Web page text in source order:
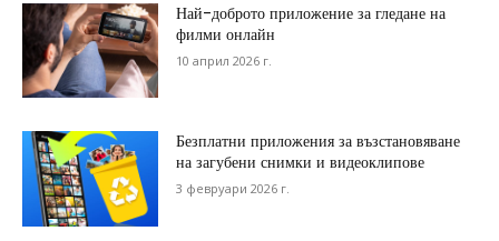
Най-доброто приложение за гледане на
филми онлайн
10 април 2026 г.
Безплатни приложения за възстановяване
на загубени снимки и видеоклипове
3 февруари 2026 г.